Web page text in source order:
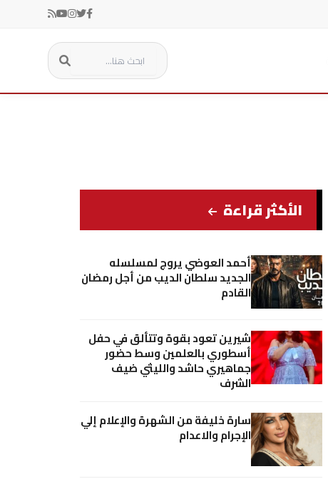
الأكثر قراءة
أحمد العوضي يروج لمسلسله
الجديد سلطان الديب من أجل رمضان
القادم
شيرين تعود بقوة وتتألق في حفل
أسطوري بالعلمين وسط حضور
جماهيري حاشد والليثي ضيف
الشرف
سارة خليفة من الشهرة والإعلام إلي
الإجرام والاعدام